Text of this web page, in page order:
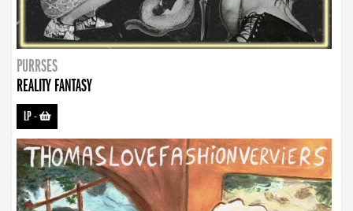
PURRSES
REALITY FANTASY
LP-